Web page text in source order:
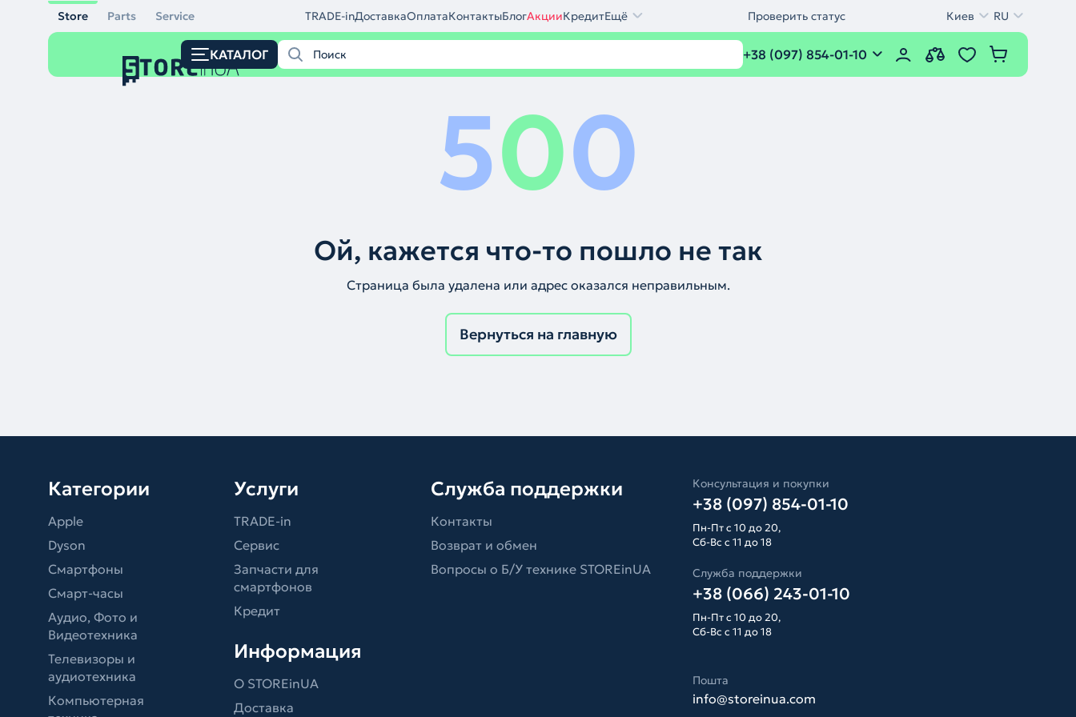
Store Parts Service TRADE-inДоставкаОплатаКонтактыБлогАкцииКредитЕщё Проверить статус Киев RU
КАТАЛОГ +38 (097) 854-01-10
500
Ой, кажется что-то пошло не так
Страница была удалена или адрес оказался неправильным.
Вернуться на главную
Категории
Apple
Dyson
Смартфоны
Смарт-часы
Аудио, Фото и
Видеотехника
Телевизоры и
аудиотехника
Компьютерная
Услуги
TRADE-in
Сервис
Запчасти для
смартфонов
Кредит
Информация
О STOREinUA
Доставка
Служба поддержки
Контакты
Возврат и обмен
Вопросы о Б/У технике STOREinUA
Консультация и покупки
+38 (097) 854-01-10
Пн-Пт с 10 до 20,
Сб-Вс с 11 до 18
Служба поддержки
+38 (066) 243-01-10
Пн-Пт с 10 до 20,
Сб-Вс с 11 до 18
Пошта
info@storeinua.com